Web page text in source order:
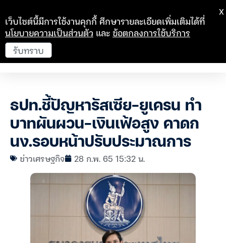
ธปท.ชี้ปัญหารัสเซีย-ยูเครน ทำ
บาทผันผวน-เงินเฟ้อสูง คาดก
นง.รอบหน้าปรับประมาณการ
ข่าวเศรษฐกิจ 28 ก.พ. 65 15:32 น.
เว็บไซต์นี้มีการใช้งานคุกกี้ ศึกษารายละเอียดเพิ่มเติมได้ที่
นโยบายความเป็นส่วนตัว และข้อตกลงการใช้บริการ
รับทราบ
X